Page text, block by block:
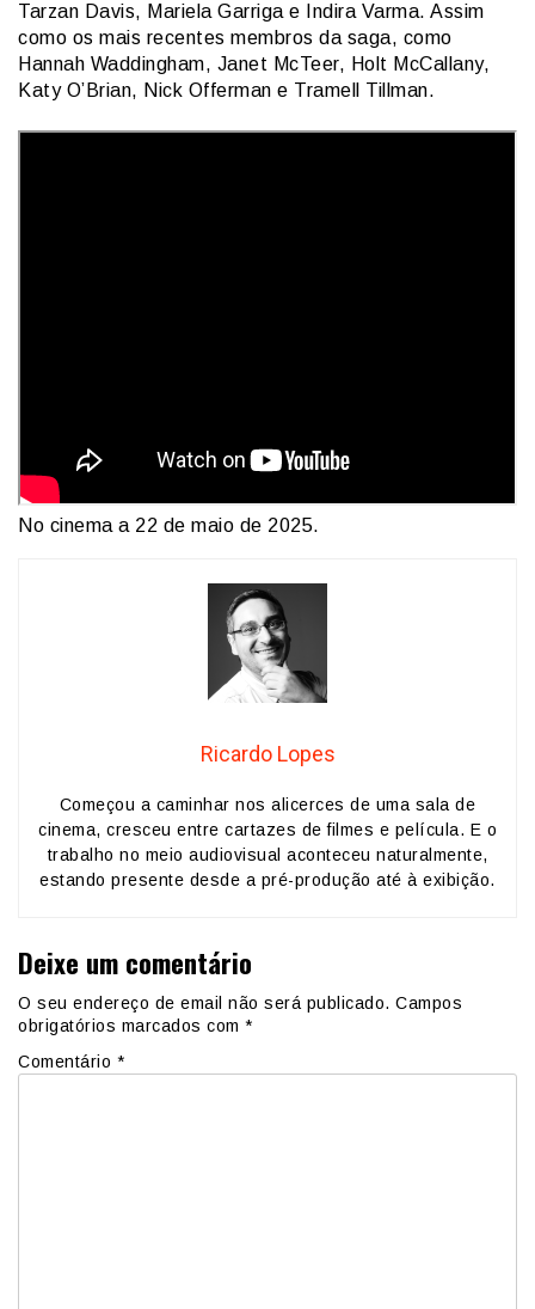
Tarzan Davis, Mariela Garriga e Indira Varma. Assim
como os mais recentes membros da saga, como
Hannah Waddingham, Janet McTeer, Holt McCallany,
Katy O’Brian, Nick Offerman e Tramell Tillman.
No cinema a 22 de maio de 2025.
Ricardo Lopes
Começou a caminhar nos alicerces de uma sala de
cinema, cresceu entre cartazes de filmes e película. E o
trabalho no meio audiovisual aconteceu naturalmente,
estando presente desde a pré-produção até à exibição.
Deixe um comentário
O seu endereço de email não será publicado. Campos
obrigatórios marcados com *
Comentário *